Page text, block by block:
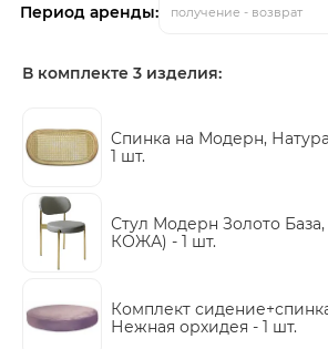
Период аренды: получение - возврат
В комплекте 3 изделия:
Cпинка на Модерн,
1 шт.
Стул Модерн Золото
КОЖА) - 1 шт.
Комплект
Нежная орхидея - 1 шт.